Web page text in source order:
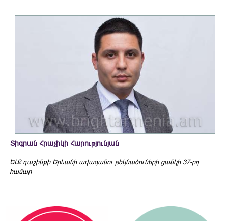
Տիգրան Հրաչիկի Հարությունյան
ԵԼՔ դաշինքի Երևանի ավագանու թեկնածուների ցանկի 37-րդ
համար